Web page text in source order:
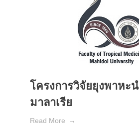
โครงการวิจัยยุงพาหะ
มาลาเรีย
Read More